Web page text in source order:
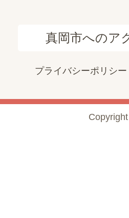
真岡市へのア
プライバシーポリシー